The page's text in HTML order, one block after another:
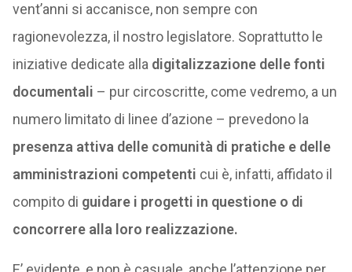
vent’anni si accanisce, non sempre con
ragionevolezza, il nostro legislatore. Soprattutto le
iniziative dedicate alla digitalizzazione delle fonti
documentali – pur circoscritte, come vedremo, a un
numero limitato di linee d’azione – prevedono la
presenza attiva delle comunità di pratiche e delle
amministrazioni competenti cui è, infatti, affidato il
compito di guidare i progetti in questione o di
concorrere alla loro realizzazione.